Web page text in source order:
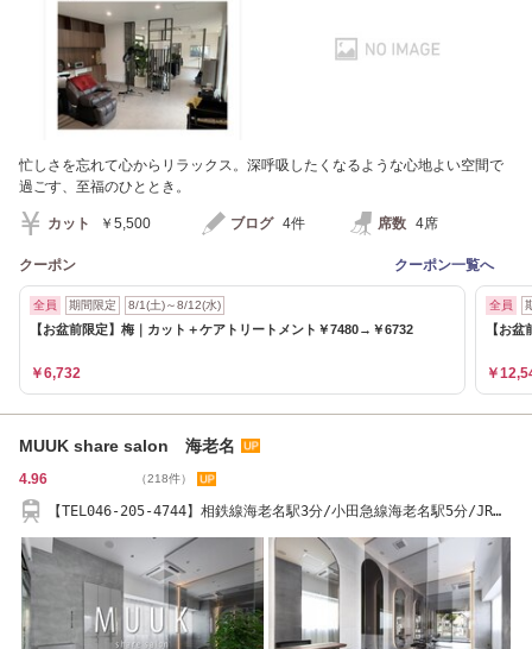
忙しさを忘れて心からリラックス。深呼吸したくなるような心地よい空間で
過ごす、至福のひととき。
カット ￥5,500 ブログ 4件 席数 4席
クーポン クーポン一覧へ
全員 期間限定 8/1(土)～8/12(水)
【お盆前限定】梅｜カット＋ケアトリートメント￥7480→￥6732
￥6,732
全員
【お
￥
MUUK share salon 海老名
4.96 （218件）
【TEL046-205-4744】相鉄線海老名駅3分/小田急線海老名駅5分/JR相